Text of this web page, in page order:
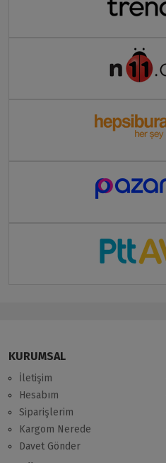
KURUMSAL
İletişim
Hesabım
Siparişlerim
Kargom Nerede
Davet Gönder